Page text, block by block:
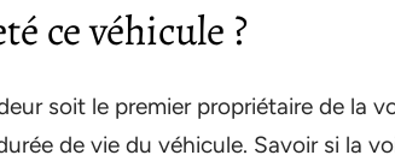
ce véhicule ?
soit le premier propriétaire de la
de vie du véhicule. Savoir si la